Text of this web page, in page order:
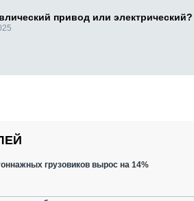
привод или
грузовиков вырос на 14%